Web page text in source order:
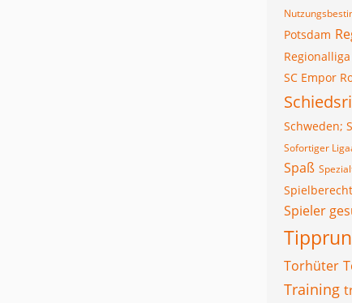
Potsdam
SC Empor
Schweden;
Sofortiger
Spaß
Spieler
Torhüter
Training